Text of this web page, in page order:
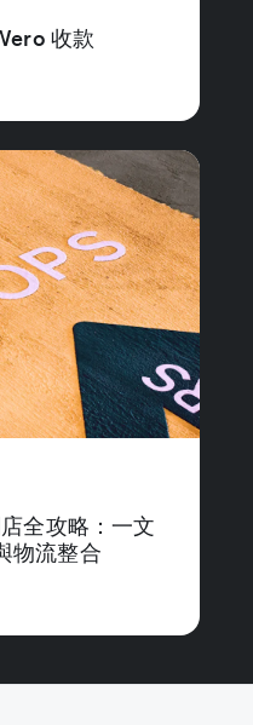
收款
全攻略：一文
物流整合